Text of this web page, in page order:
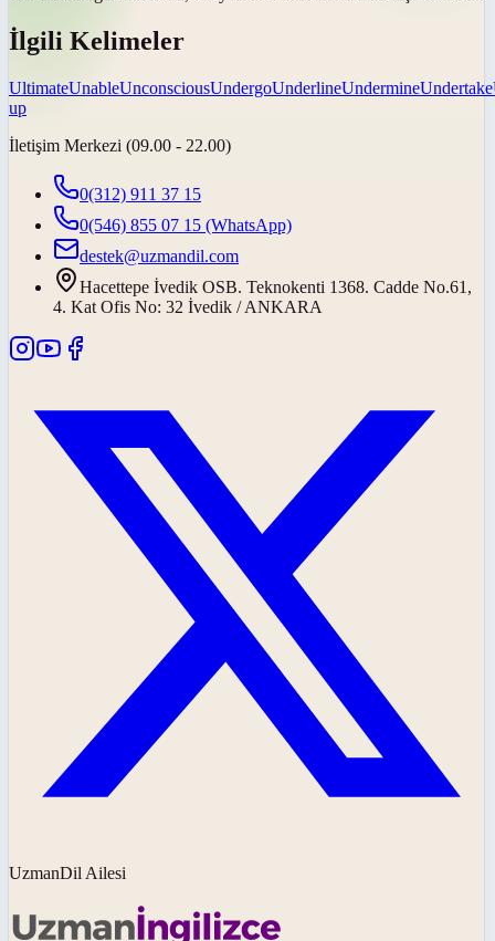
İlgili Kelimeler
UltimateUnableUnconsciousUndergoUnderlineUndermineUndertake
up
İletişim Merkezi (09.00 - 22.00)
0(312) 911 37 15
0(546) 855 07 15 (WhatsApp)
destek@uzmandil.com
Hacettepe İvedik OSB. Teknokenti 1368. Cadde No.61,
4. Kat Ofis No: 32 İvedik / ANKARA
UzmanDil Ailesi